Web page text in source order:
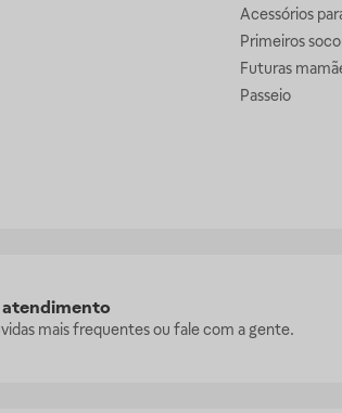
Acessórios
Primeiros
Futuras
Passeio
mais frequentes ou fale com a gente.